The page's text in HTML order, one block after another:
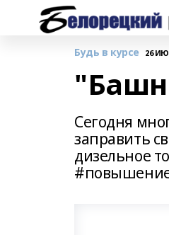
Будь в курсе 26
Сегодня
заправить
дизельное